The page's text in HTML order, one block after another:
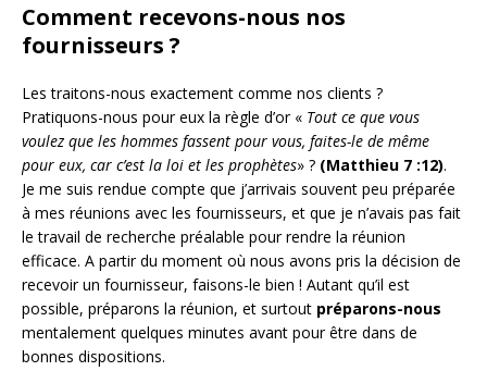
Comment recevons-nous nos
fournisseurs ?
Les traitons-nous exactement comme nos clients ?
Pratiquons-nous pour eux la règle d’or « Tout ce que vous
voulez que les hommes fassent pour vous, faites-le de même
pour eux, car c’est la loi et les prophètes» ? (Matthieu 7 :12).
Je me suis rendue compte que j’arrivais souvent peu préparée
à mes réunions avec les fournisseurs, et que je n’avais pas fait
le travail de recherche préalable pour rendre la réunion
efficace. A partir du moment où nous avons pris la décision de
recevoir un fournisseur, faisons-le bien ! Autant qu’il est
possible, préparons la réunion, et surtout préparons-nous
mentalement quelques minutes avant pour être dans de
bonnes dispositions.